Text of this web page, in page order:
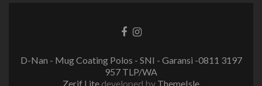
Facebook
Instagram
D-Nan - Mug Coating Polos - SNI - Garansi -0811 3197
957 TLP/WA
Zerif Lite developed by ThemeIsle